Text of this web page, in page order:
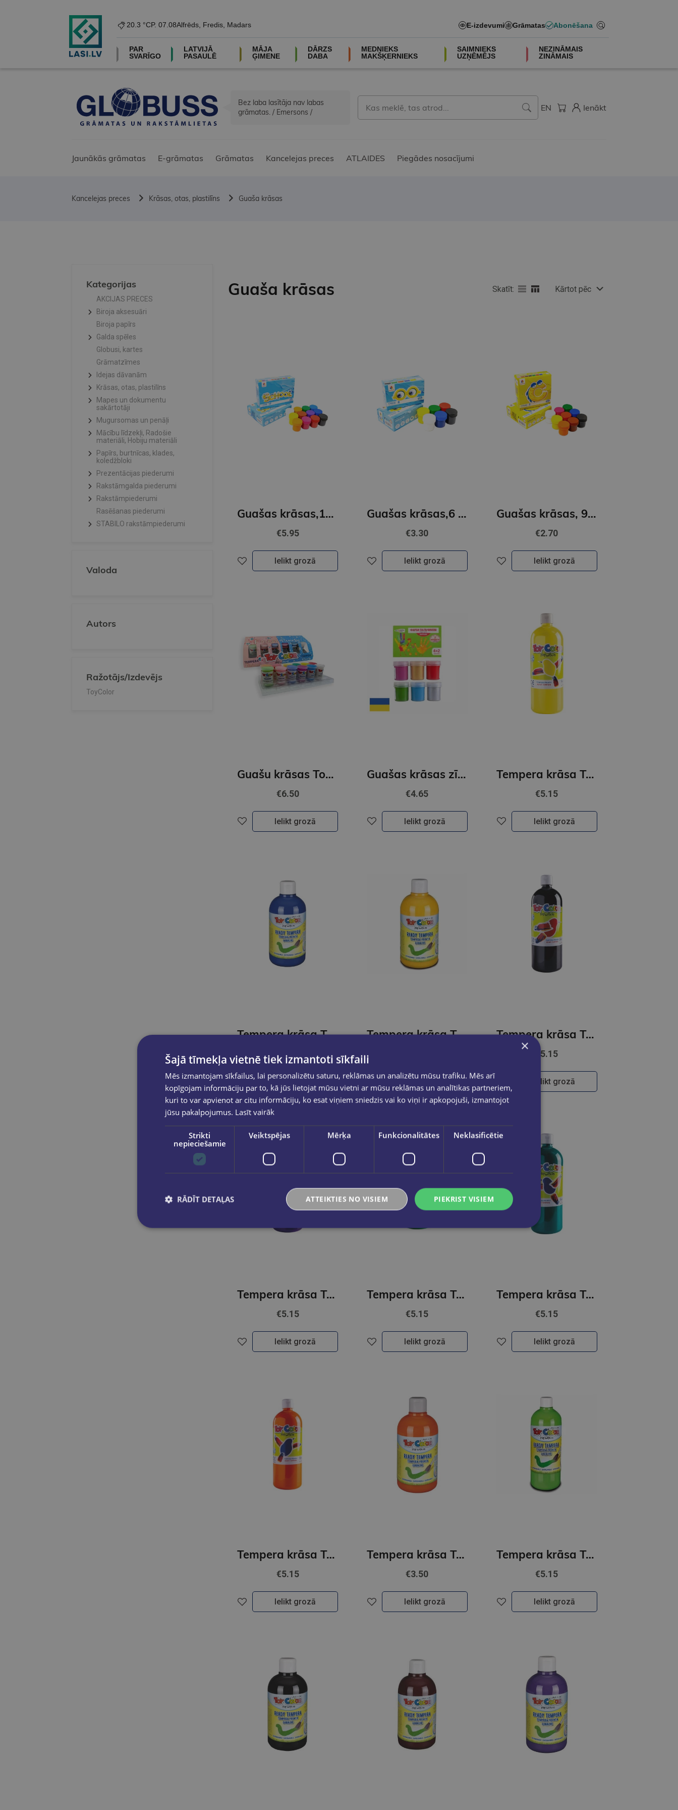
20.3 °CP. 07.08Alfrēds, Fredis, Madars E-izdevumi Grāmatas Abonēšana
PAR
SVARĪGO
LATVIJĀ
PASAULĒ
MĀJA
ĢIMENE
DĀRZS
DABA
MEDNIEKS
MAKŠĶERNIEKS
SAIMNIEKS
UZŅĒMĒJS
NEZINĀMAIS
ZINĀMAIS
Bez laba lasītāja nav labas
grāmatas. / Emersons /
EN Ienākt
Jaunākās grāmatas E-grāmatas Grāmatas Kancelejas preces ATLAIDES Piegādes nosacījumi
Kancelejas preces Krāsas, otas, plastilīns Guaša krāsas
Kategorijas
AKCIJAS PRECES
Biroja aksesuāri
Biroja papīrs
Galda spēles
Globusi, kartes
Grāmatzīmes
Idejas dāvanām
Krāsas, otas, plastilīns
Mapes un dokumentu
sakārtotāji
Mugursomas un penāļi
Mācību līdzekļi, Radošie
materiāli, Hobiju materiāli
Papīrs, burtnīcas, klades,
koledžbloki
Prezentācijas piederumi
Rakstāmgalda piederumi
Rakstāmpiederumi
Rasēšanas piederumi
STABILO rakstāmpiederumi
Valoda
Autors
Ražotājs/Izdevējs
ToyColor
Guaša krāsas Skatīt: Kārtot pēc
Guašas krāsas,12 krāsas 20ml GAMMA´UA
€5.95
Ielikt grozā
Guašas krāsas,6 krāsas 20ml GAMMA´UA
€3.30
Ielikt grozā
Guašas krāsas, 9 krāsas 10ml GAMMA´UA
€2.70
Ielikt grozā
Guašu krāsas ToyColor |25 mm| 6 pastel + 6 perlamutra krāsas+ ota
€6.50
Ielikt grozā
Guašas krāsas zīmēšanai ar pirkstiem.6 krāsas 40ml
€4.65
Ielikt grozā
Tempera krāsa Toy Color superwashable /1000ml/ gaiši dzeltena
€5.15
Ielikt grozā
Tempera krāsa Toy Color superwashable /500ml/ zila
€3.50
Ielikt grozā
Tempera krāsa Toy Color- superwashable /500ml/ dzeltena
Ielikt grozā
Tempera krāsa ToyColor - superwashable |1000ml | Melna
€5.15
Ielikt grozā
Tempera krāsa ToyColor - superwashable |1000ml | Violeta
€5.15
Ielikt grozā
Tempera krāsa ToyColor - superwashable |1000ml | Gaiši zaļa
€5.15
Ielikt grozā
Tempera krāsa ToyColor - superwashable |1000ml | Smaragdzaļa
€5.15
Ielikt grozā
Tempera krāsa ToyColor - superwashable |1000 ml| Oranžs
€5.15
Ielikt grozā
Tempera krāsa ToyColor - superwashable |500 ml| Oranža
€3.50
Ielikt grozā
Tempera krāsa ToyColor - superwashable |1000ml | Light green
€5.15
Ielikt grozā
×
Šajā tīmekļa vietnē tiek izmantoti sīkfaili
Mēs izmantojam sīkfailus, lai personalizētu saturu, reklāmas un analizētu mūsu trafiku. Mēs arī
kopīgojam informāciju par to, kā jūs lietojat mūsu vietni ar mūsu reklāmas un analītikas partneriem,
kuri to var apvienot ar citu informāciju, ko esat viņiem sniedzis vai ko viņi ir apkopojuši, izmantojot
jūsu pakalpojumus. Lasīt vairāk
Strikti
nepieciešamie
Veiktspējas Mērķa Funkcionalitātes Neklasificētie
PIEKRIST VISIEM
ATTEIKTIES NO VISIEM
RĀDĪT DETAĻAS